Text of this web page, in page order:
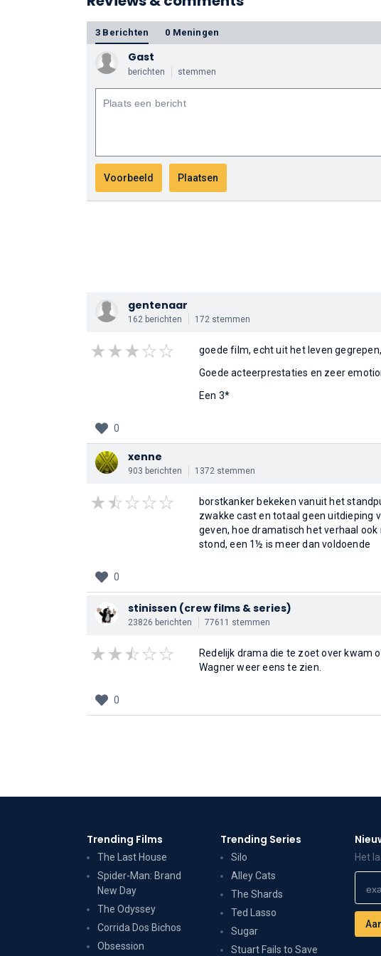
3 Berichten 0 Meningen
Gast
berichten stemmen
gentenaar
162 berichten 172 stemmen
goede film, echt uit het leven
Goede acteerprestaties en zeer
Een 3*
0
xenne
903 berichten 1372 stemmen
borstkanker bekeken vanuit het
zwakke cast en totaal geen uitdieping
geven, hoe dramatisch het verhaal
stond, een 1½ is meer dan voldoende
0
stinissen (crew films & series)
23826 berichten 77611 stemmen
Redelijk drama die te zoet over kwam
Wagner weer eens te zien.
0
Trending Films
The Last House
Spider-Man: Brand
New Day
The Odyssey
Corrida Dos Bichos
Obsession
Trending Series
Silo
Alley Cats
The Shards
Ted Lasso
Sugar
Stuart Fails to Save
Het